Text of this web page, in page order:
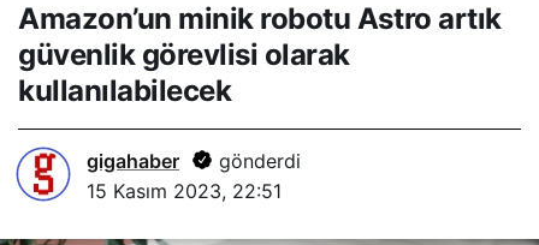
görevlisi olarak
kullanılabilecek
Amazon’un minik robotu Astro artık
güvenlik görevlisi olarak
kullanılabilecek
gigahaber
gönderdi
15 Kasım 2023, 22:51